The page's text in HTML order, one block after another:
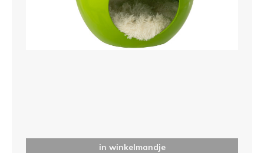
in winkelmandje